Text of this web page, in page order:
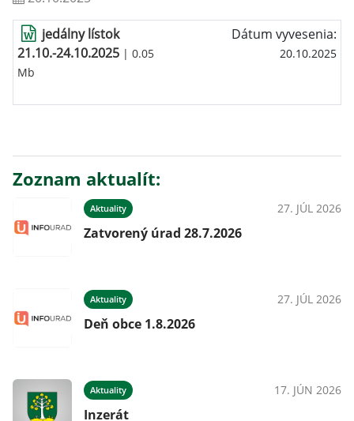
jedálny lístok
21.10.-24.10.2025 | 0.05
Mb
Dátum vyvesenia:
20.10.2025
Zoznam aktualít:
Aktuality 27. JÚL 2026
Zatvorený úrad 28.7.2026
Aktuality 27. JÚL 2026
Deň obce 1.8.2026
Aktuality 17. JÚN 2026
Inzerát